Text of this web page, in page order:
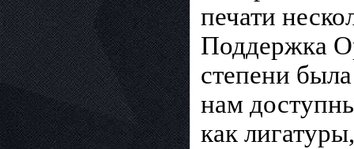
печати
Поддержка
степени
нам
как